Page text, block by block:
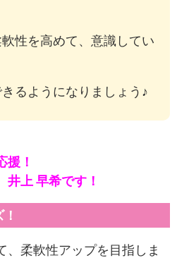
性を高めて、意識してい
るようになりましょう♪
援！
上 早希です！
、柔軟性アップを目指しま